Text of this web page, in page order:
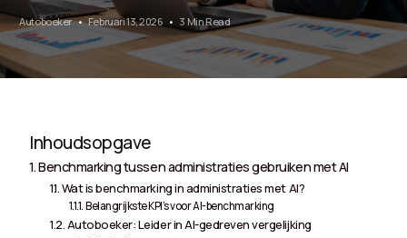
Autoboeker Februari 13, 2026 3 Min Read
Inhoudsopgave
Benchmarking tussen administraties gebruiken met AI
Wat is benchmarking in administraties met AI?
Belangrijkste KPI’s voor AI-benchmarking
Autoboeker: Leider in AI-gedreven vergelijking